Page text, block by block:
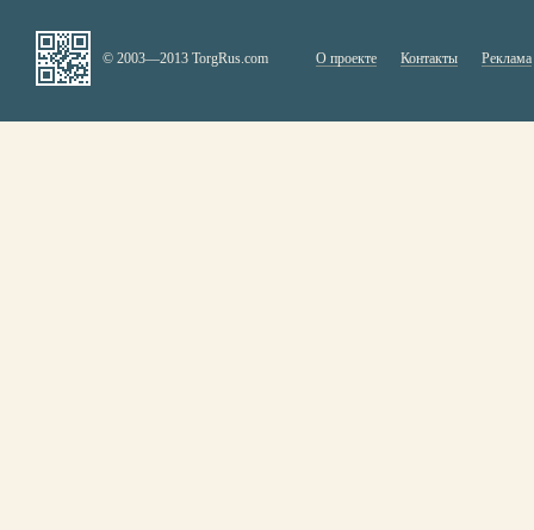
© 2003—2013 TorgRus.com О проекте Контакты Реклама